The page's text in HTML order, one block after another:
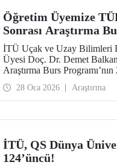
Öğretim Üyemize
Sonrası Araştırma
İTÜ Uçak ve Uzay Bilimleri
Üyesi Doç. Dr. Demet
Araştırma Burs
28 Oca 2026 Araştırma
İTÜ, QS Dünya
124’üncü!